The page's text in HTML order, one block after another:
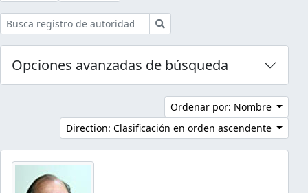
Opciones avanzadas de búsqueda
Ordenar por: Nombre
Direction: Clasificación en orden ascendente